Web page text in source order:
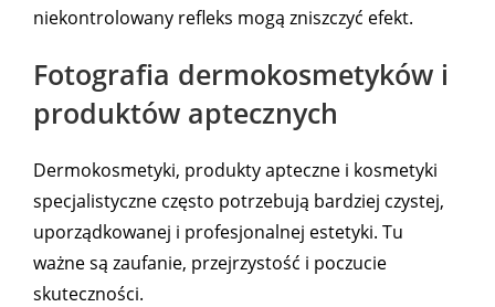
niekontrolowany refleks mogą zniszczyć efekt.
Fotografia dermokosmetyków i
produktów aptecznych
Dermokosmetyki, produkty apteczne i kosmetyki
specjalistyczne często potrzebują bardziej czystej,
uporządkowanej i profesjonalnej estetyki. Tu
ważne są zaufanie, przejrzystość i poczucie
skuteczności.